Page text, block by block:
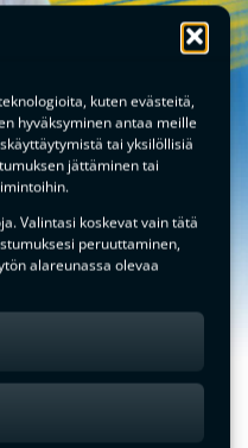
kuten evästeitä,
hyväksyminen antaa meille
tai yksilöllisiä
jättäminen tai
Valintasi koskevat vain tätä
peruuttaminen,
alareunassa olevaa